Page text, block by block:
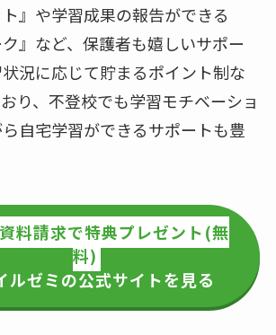
ト』や学習成果の報告ができる
ク』など、保護者も嬉しいサポー
況に応じて貯まるポイント制な
り、不登校でも学習モチベーショ
自宅学習ができるサポートも豊
料請求で特典プレゼント(無
料)
ルゼミの公式サイトを見る